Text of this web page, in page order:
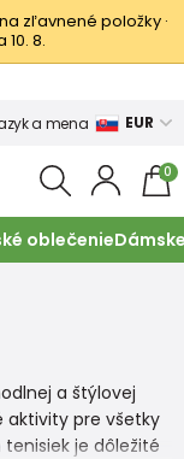
zľavnené položky ·
8.
a mena EUR
0
oblečenie
a štýlovej
aktivity pre všetky
tenisiek je dôležité